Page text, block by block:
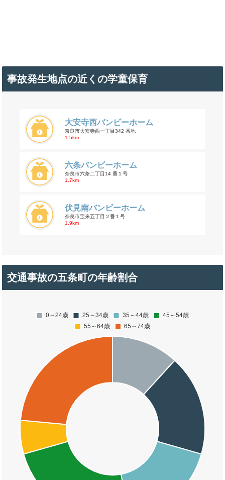
事故発生地点の近くの学童保育
大安寺西バンビーホーム
奈良市大安寺西一丁目342 番地
1.5km
六条バンビーホーム
奈良市六条二丁目14 番１号
1.7km
伏見南バンビーホーム
奈良市宝来五丁目２番１号
1.9km
交通事故の五条町の年齢割合